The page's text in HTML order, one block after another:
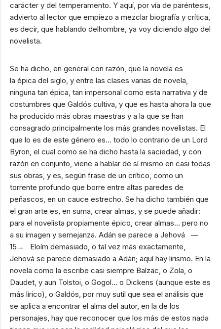
carácter y del temperamento. Y aquí, por vía de paréntesis,
advierto al lector que empiezo a mezclar biografía y crítica,
es decir, que hablando delhombre, ya voy diciendo algo del
novelista.
Se ha dicho, en general con razón, que la novela es
la épica del siglo, y entre las clases varias de novela,
ninguna tan épica, tan impersonal como esta narrativa y de
costumbres que Galdós cultiva, y que es hasta ahora la que
ha producido más obras maestras y a la que se han
consagrado principalmente los más grandes novelistas. El
que lo es de este género es… todo lo contrario de un Lord
Byron, el cual como se ha dicho hasta la saciedad, y con
razón en conjunto, viene a hablar de sí mismo en casi todas
sus obras, y es, según frase de un crítico, como un
torrente profundo que borre entre altas paredes de
peñascos, en un cauce estrecho. Se ha dicho también que
el gran arte es, en suma, crear almas, y se puede añadir:
para el novelista propiamente épico, crear almas… pero no
a su imagen y semejanza. Adán se parece a Jehová —
15→ Eloím demasiado, o tal vez más exactamente,
Jehová se parece demasiado a Adán; aquí hay lirismo. En la
novela como la escribe casi siempre Balzac, o Zola, o
Daudet, y aun Tolstoi, o Gogol… o Dickens (aunque este es
más lírico), o Galdós, por muy sutil que sea el análisis que
se aplica a encontrar el alma del autor, en la de los
personajes, hay que reconocer que los más de estos nada